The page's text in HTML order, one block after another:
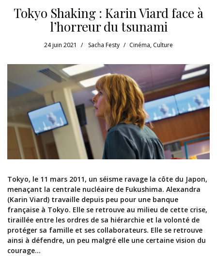
Tokyo Shaking : Karin Viard face à
l’horreur du tsunami
24 juin 2021 Sacha Festy Cinéma, Culture
Tokyo, le 11 mars 2011, un séisme ravage la côte du Japon,
menaçant la centrale nucléaire de Fukushima. Alexandra
(Karin Viard) travaille depuis peu pour une banque
française à Tokyo. Elle se retrouve au milieu de cette crise,
tiraillée entre les ordres de sa hiérarchie et la volonté de
protéger sa famille et ses collaborateurs. Elle se retrouve
ainsi à défendre, un peu malgré elle une certaine vision du
courage…